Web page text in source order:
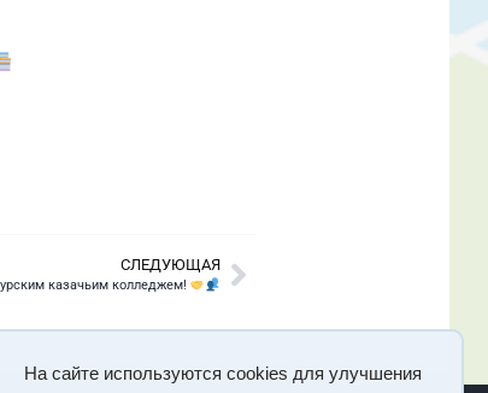
На сайте используются cookies для улучшения
СЛЕДУЮЩАЯ
казачьим колледжем!